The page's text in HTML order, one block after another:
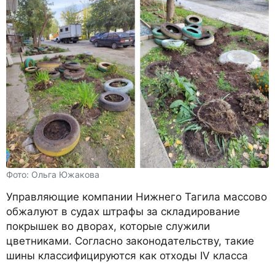
Фото: Ольга Южакова
Управляющие компании Нижнего Тагила массово
обжалуют в судах штрафы за складирование
покрышек во дворах, которые служили
цветниками. Согласно законодательству, такие
шины классифицируются как отходы IV класса